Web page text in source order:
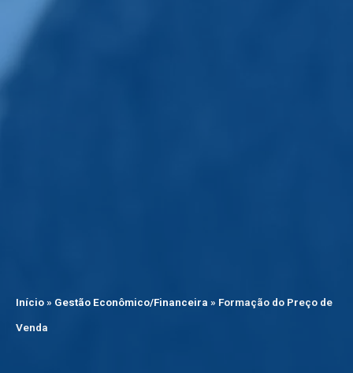
Início» Gestão Econômico/Financeira » Formação do Preço de
Venda